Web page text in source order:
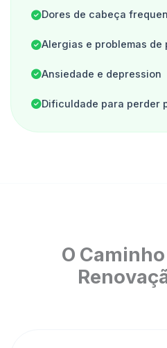
Dores de cabeça
Alergias e problemas de
Ansiedade e depression
Dificuldade para perder
O